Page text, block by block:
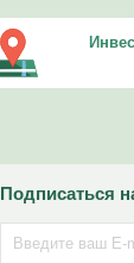
Подписаться